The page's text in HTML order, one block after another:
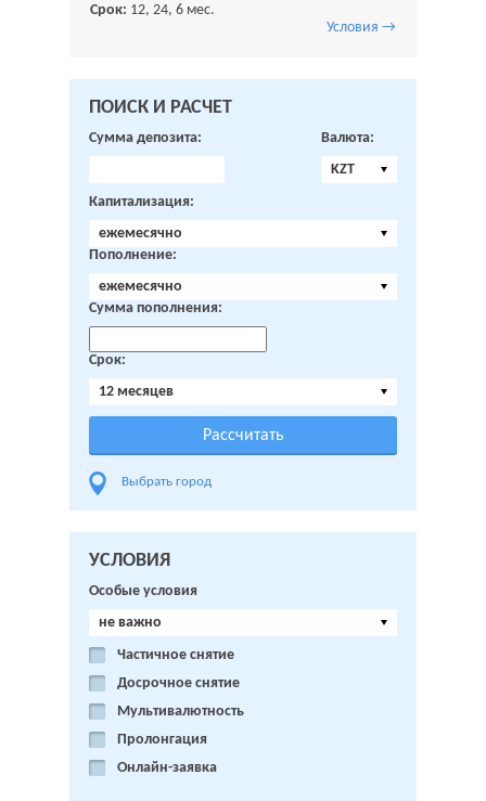
Срок: 12, 24, 6 мес.
Условия →
ПОИСК И РАСЧЕТ
Сумма депозита:
Валюта:
KZT
Капитализация:
ежемесячно
Пополнение:
ежемесячно
Сумма пополнения:
Срок:
12 месяцев
Выбрать город
УСЛОВИЯ
Особые условия
не важно
Частичное снятие
Досрочное снятие
Мультивалютность
Пролонгация
Онлайн-заявка